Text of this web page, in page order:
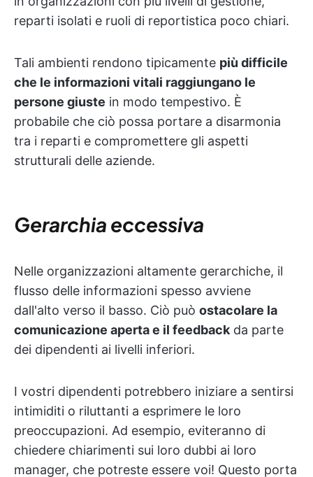
reparti isolati e ruoli di reportistica poco chiari.
Tali ambienti rendono tipicamente più difficile
che le informazioni vitali raggiungano le
persone giuste in modo tempestivo. È
probabile che ciò possa portare a disarmonia
tra i reparti e compromettere gli aspetti
strutturali delle aziende.
Gerarchia eccessiva
Nelle organizzazioni altamente gerarchiche, il
flusso delle informazioni spesso avviene
dall'alto verso il basso. Ciò può ostacolare la
comunicazione aperta e il feedback da parte
dei dipendenti ai livelli inferiori.
I vostri dipendenti potrebbero iniziare a sentirsi
intimiditi o riluttanti a esprimere le loro
preoccupazioni. Ad esempio, eviteranno di
chiedere chiarimenti sui loro dubbi ai loro
manager, che potreste essere voi! Questo porta